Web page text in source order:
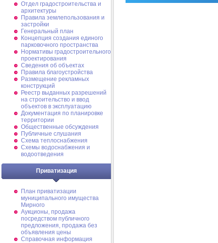
Отдел градостроительства и
архитектуры
Правила землепользования и
застройки
Генеральный план
Концепция создания единого
парковочного пространства
Нормативы градостроительного
проектирования
Сведения об объектах
Правила благоустройства
Размещение рекламных
конструкций
Реестр выданных разрешений
на строительство и ввод
объектов в эксплуатацию
Документация по планировке
территории
Общественные обсуждения
Публичные слушания
Схема теплоснабжения
Схемы водоснабжения и
водоотведения
Приватизация
План приватизации
муниципального имущества
Мирного
Аукционы, продажа
посредством публичного
предложения, продажа без
объявления цены
Справочная информация